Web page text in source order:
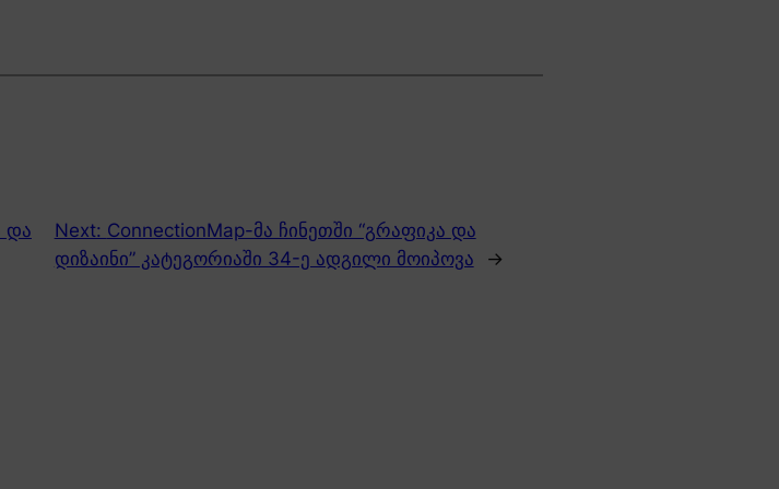
და
Next: ConnectionMap-მა ჩინეთში “გრაფიკა და
დიზაინი” კატეგორიაში 34-ე ადგილი მოიპოვა
→